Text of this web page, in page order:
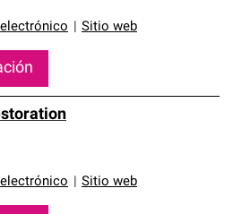
Sitio web
Sitio web